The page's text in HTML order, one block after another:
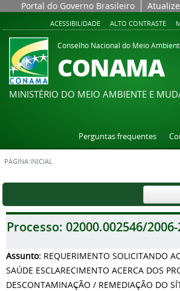
Portal do Governo Brasileiro
ACESSIBILIDADE ALTO CONTRASTE
Conselho Nacional do Meio
CONAMA
MINISTÉRIO DO MEIO AMBIENTE E
Perguntas frequentes
PÁGINA INICIAL
Processo: 02000.002546/
Assunto: REQUERIMENTO SOLICITANDO
SAÚDE ESCLARECIMENTO ACERCA DOS
DESCONTAMINAÇÃO / REMEDIAÇÃO DO